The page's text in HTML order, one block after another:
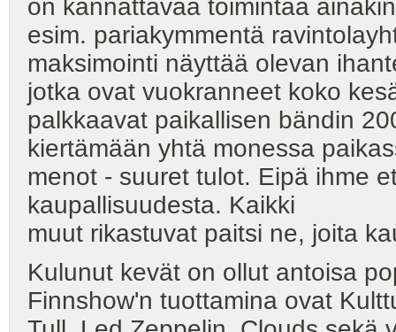
on kannattavaa toimintaa
esim. pariakymmentä
maksimointi näyttää olevan
jotka ovat vuokranneet koko
palkkaavat paikallisen bändin
kiertämään yhtä monessa
menot - suuret tulot. Eipä ihme
kaupallisuudesta. Kaikki
muut rikastuvat paitsi ne, joita
Kulunut kevät on ollut antoisa
Finnshow'n tuottamina ovat